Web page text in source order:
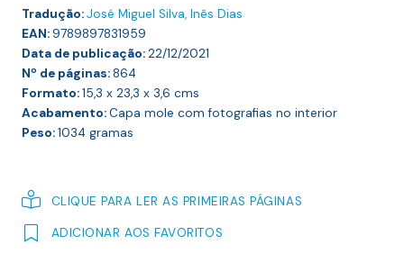
Tradução:José Miguel Silva, Inês Dias
EAN:9789897831959
Data de publicação:22/12/2021
Nº de páginas:864
Formato:15,3 x 23,3 x 3,6 cms
Acabamento:Capa mole com fotografias no interior
Peso:1034 gramas
CLIQUE PARA LER AS PRIMEIRAS PÁGINAS
ADICIONAR AOS FAVORITOS